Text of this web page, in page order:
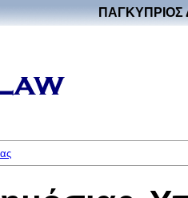
ΠΑΓΚΥΠΡΙΟΣ